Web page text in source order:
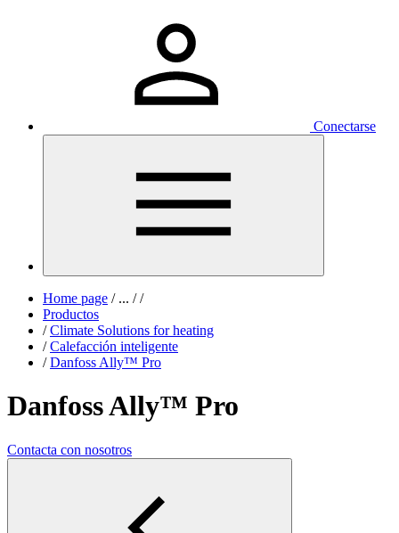
Conectarse
Home page /... / /
Productos
/ Climate Solutions for heating
/ Calefacción inteligente
/ Danfoss Ally™ Pro
Danfoss Ally™ Pro
Contacta con nosotros